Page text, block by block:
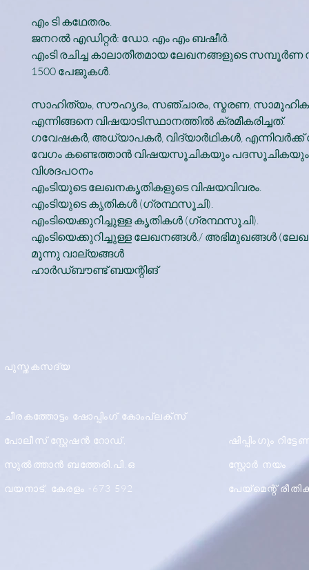
എം ടി കഥേതരം.
ജനറൽ എഡിറ്റർ: ഡോ. എം എം ബഷീർ.
എംടി രചിച്ച കാലാതീതമായ ലേഖനങ്ങളുടെ സമ്പൂർണ
1500 പേജുകൾ.
സാഹിത്യം, സൗഹൃദം, സഞ്ചാരം, സ്മരണ,
എന്നിങ്ങനെ വിഷയാടിസ്ഥാനത്തിൽ ക്രമീകരിച്ചത്.
ഗവേഷകർ, അധ്യാപകർ, വിദ്യാർഥികൾ,
വേഗം കണ്ടെത്താൻ വിഷയസൂചികയും
വിശദപഠനം
എംടിയുടെ ലേഖനകൃതികളുടെ വിഷയവിവരം.
എംടിയുടെ കൃതികൾ (ഗ്രന്ഥസൂചി).
എംടിയെക്കുറിച്ചുള്ള കൃതികൾ (ഗ്രന്ഥസൂചി).
എംടിയെക്കുറിച്ചുള്ള ലേഖനങ്ങൾ./ അഭിമുഖങ്ങൾ
മൂന്നു വാല്യങ്ങൾ
ഹാർഡ്ബൗണ്ട് ബയന്റിങ്
പുസ്തകസദ്യ
ചീരകത്തോട്ടം ഷോപ്പിംഗ് കോംപ്ലക്സ്
പോലീസ് സ്റ്റേഷൻ റോഡ്,
സുൽത്താൻ ബത്തേരി.പി.ഒ
വയനാട്, കേരളം -673 592
ഷിപ്പിംഗും
സ്റ്റോർ നയം
പേയ്മെന്റ്